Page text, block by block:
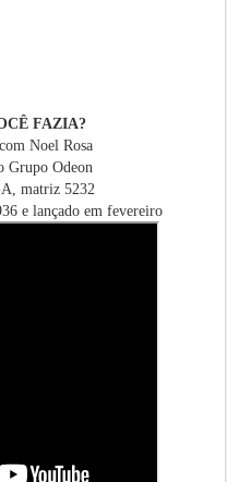
FAZIA?
Noel Rosa
Grupo Odeon
matriz 5232
e lançado em fevereiro